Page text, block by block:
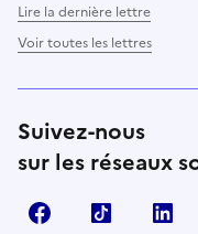
Lire la dernière lettre
Voir toutes les lettres
Suivez-nous
sur les réseaux
FacebookTikTok